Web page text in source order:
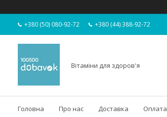
+380 (50) 080-92-72 +380 (44) 388-92-72
Вітаміни для здоров'я
Головна Про нас Доставка Оплата